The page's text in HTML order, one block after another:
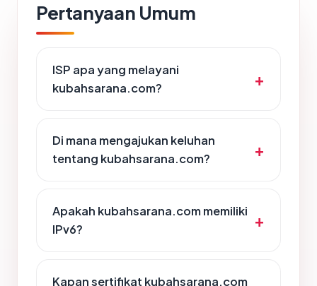
Pertanyaan Umum
ISP apa yang melayani
kubahsarana.com?
Di mana mengajukan keluhan
tentang kubahsarana.com?
Apakah kubahsarana.com memiliki
IPv6?
Kapan sertifikat kubahsarana.com